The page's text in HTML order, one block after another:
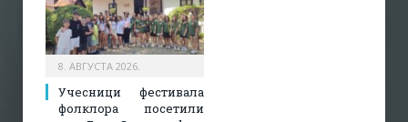
8. АВГУСТА 2026.
Учесници фестивала
фолклора посетили